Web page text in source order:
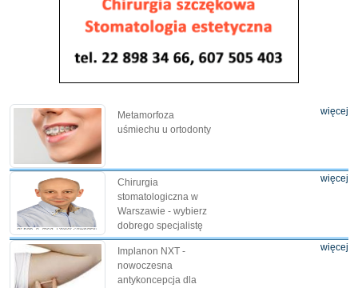
Metamorfoza
uśmiechu u ortodonty
więcej
Chirurgia
stomatologiczna w
Warszawie - wybierz
dobrego specjalistę
więcej
Implanon NXT -
nowoczesna
antykoncepcja dla
więcej